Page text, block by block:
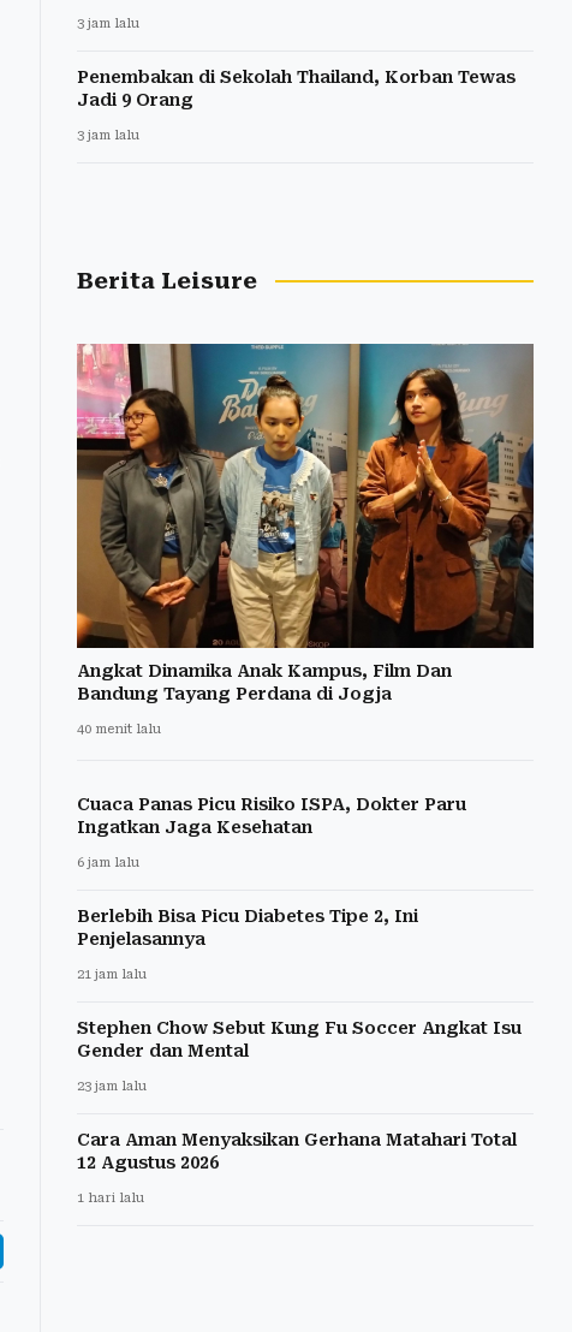
3 jam lalu
Penembakan di Sekolah Thailand, Korban Tewas
Jadi 9 Orang
3 jam lalu
Berita Leisure
Angkat Dinamika Anak Kampus, Film Dan
Bandung Tayang Perdana di Jogja
40 menit lalu
Cuaca Panas Picu Risiko ISPA, Dokter Paru
Ingatkan Jaga Kesehatan
6 jam lalu
Berlebih Bisa Picu Diabetes Tipe 2, Ini
Penjelasannya
21 jam lalu
Stephen Chow Sebut Kung Fu Soccer Angkat Isu
Gender dan Mental
23 jam lalu
Cara Aman Menyaksikan Gerhana Matahari Total
12 Agustus 2026
1 hari lalu